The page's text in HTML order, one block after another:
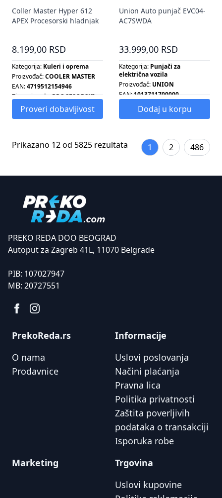
Coller Master Hyper 612
APEX Procesorski hladnjak
8.199,00 RSD
Kategorija: Kuleri i oprema
Proizvođač:COOLER MASTER
EAN:4719512154946
Tip proizvoda:PROCESORSKI
HLADNJAK
Tip ventilatora:PWM
Proveri dobavljivost
Union Auto punjač EVC04-
AC7SWDA
33.999,00 RSD
Kategorija: Punjači za
električna vozila
Proizvođač: UNION
EAN:1013711700000
Snaga:7.4 KW
Dodaj u korpu
Prikazano 12 od 5825 rezultata 1 2 486
PREKO REDA DOO BEOGRAD
Autoput za Zagreb 41L, 11070 Belgrade
PIB: 107027947
MB: 20727551
PrekoReda.rs
O nama
Prodavnice
Informacije
Uslovi poslovanja
Načini plaćanja
Pravna lica
Politika privatnosti
Zaštita poverljivih
podataka o transakciji
Isporuka robe
Marketing
Trgovina
Uslovi kupovine